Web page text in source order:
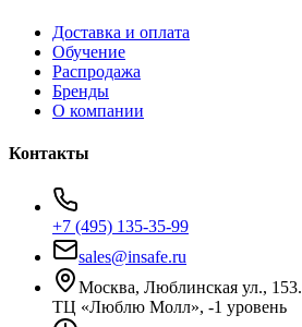
Доставка и оплата
Обучение
Распродажа
Бренды
О компании
Контакты
+7 (495) 135-35-99
sales@insafe.ru
Москва, Люблинская ул., 153.
ТЦ «Люблю Молл», -1 уровень